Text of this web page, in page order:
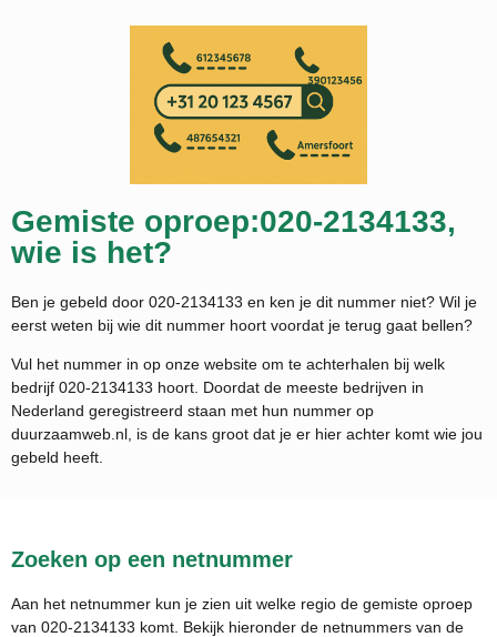
Gemiste oproep:020-2134133,
wie is het?
Ben je gebeld door 020-2134133 en ken je dit nummer niet? Wil je
eerst weten bij wie dit nummer hoort voordat je terug gaat bellen?
Vul het nummer in op onze website om te achterhalen bij welk
bedrijf 020-2134133 hoort. Doordat de meeste bedrijven in
Nederland geregistreerd staan met hun nummer op
duurzaamweb.nl, is de kans groot dat je er hier achter komt wie jou
gebeld heeft.
Zoeken op een netnummer
Aan het netnummer kun je zien uit welke regio de gemiste oproep
van 020-2134133 komt. Bekijk hieronder de netnummers van de